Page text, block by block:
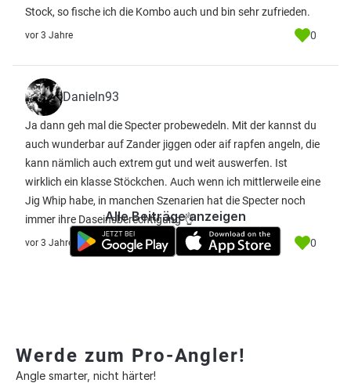
Stock, so fische ich die Kombo auch und bin sehr zufrieden.
vor 3 Jahre 0
Danieln93
Ja dann geh mal die Specter probewedeln. Mit der kannst du
auch wunderbar auf Zander jiggen oder aif rapfen angeln, die
kann nämlich auch extrem gut und weit auswerfen. Ist
wirklich ein klasse Stöckchen. Auch wenn ich mittlerweile eine
Jig Whip habe, in manchen Szenarien hat die Specter noch
immer ihre Daseinsberechtigung 👌
vor 3 Jahre 0
Alle Beiträge anzeigen
Werde zum Pro-Angler!
Angle smarter, nicht härter!